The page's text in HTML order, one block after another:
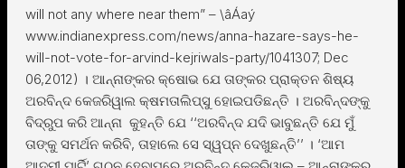
will not any where near them” – \âÁaý
www.indianexpress.com/news/anna-hazare-says-he-
will-not-vote-for-arvind-kejriwals-party/1041307; Dec
06,2012) । ଆନ୍ନାଙ୍କର କ୍ଷୋଭ ଯେ ତାଙ୍କର ପ୍ରାକ୍ତନ ଶିଷ୍ୟ
ଅରବିନ୍ଦ କେଜରିୱାଲ କ୍ଷମତାଲିପ୍ସୁ ହୋଇପଡିଛନ୍ତି । ଅରବିନ୍ଦଙ୍କୁ
ବିଦ୍ରୁପ କରି ଆନ୍ନା କୁହନ୍ତି ଯେ ‘‘ଅରବିନ୍ଦ ଯଦି ଭାବୁଛନ୍ତି ଯେ ମୁଁ
ତାଙ୍କୁ ସମର୍ଥନ କରିବି, ତାହାଲେ ସେ ସ୍ୱପ୍ନ ଦେଖୁଛନ୍ତି’’ । ‘ଆମ